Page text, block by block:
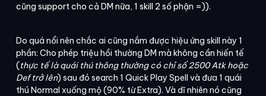
cũng support cho cả DM nữa, 1 skill 2 số phận =)).
Do quá nổi nên chắc ai cũng nắm được hiệu ứng skill này 1
phần: Cho phép triệu hồi thường DM mà không cần hiến tế
(thực tế là quái thú thông thường có chỉ số 2500 Atk hoặc
Def trở lên) sau đó search 1 Quick Play Spell và đưa 1 quái
thú Normal xuống mộ (90% từ Extra). Và dĩ nhiên nó cũng